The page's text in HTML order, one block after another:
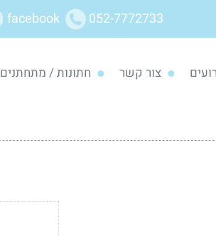
052-7772733
צור קשר חתונות / מתחתנים